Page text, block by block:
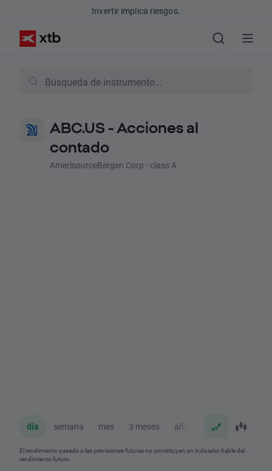
Invertir implica riesgos.
ABC.US - Acciones al
contado
AmerisourceBergen Corp - class A
día semana mes 3 meses año
El rendimiento pasado o las previsiones futuras no constituyen un indicador fiable del
rendimiento futuro.